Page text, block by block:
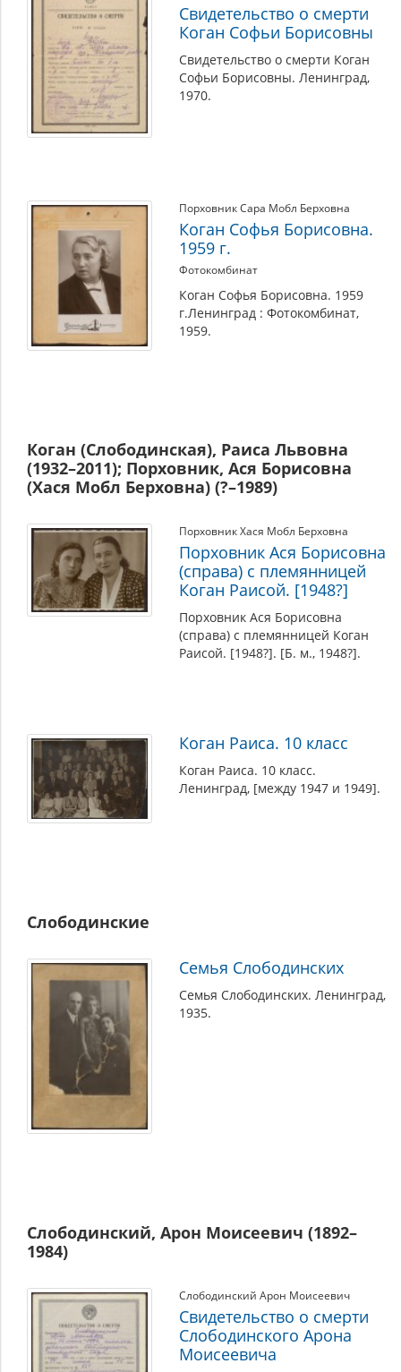
Свидетельство о смерти
Коган Софьи Борисовны
Свидетельство о смерти Коган
Софьи Борисовны. Ленинград,
1970.
Порховник Сара Мобл Берховна
Коган Софья Борисовна.
1959 г.
Фотокомбинат
Коган Софья Борисовна. 1959
г.Ленинград : Фотокомбинат,
1959.
Коган (Слободинская), Раиса Львовна
(1932–2011); Порховник, Ася Борисовна
(Хася Мобл Берховна) (?–1989)
Порховник Хася Мобл Берховна
Порховник Ася Борисовна
(справа) с племянницей
Коган Раисой. [1948?]
Порховник Ася Борисовна
(справа) с племянницей Коган
Раисой. [1948?]. [Б. м., 1948?].
Коган Раиса. 10 класс
Коган Раиса. 10 класс.
Ленинград, [между 1947 и 1949].
Слободинские
Семья Слободинских
Семья Слободинских. Ленинград,
1935.
Слободинский, Арон Моисеевич (1892–
1984)
Слободинский Арон Моисеевич
Свидетельство о смерти
Слободинского Арона
Моисеевича